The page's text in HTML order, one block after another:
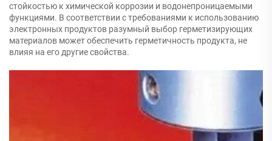
стойкостью к химической коррозии и водонепроницаемыми
функциями. В соответствии с требованиями к использованию
электронных продуктов разумный выбор герметизирующих
материалов может обеспечить герметичность продукта, не
влияя на его другие свойства.